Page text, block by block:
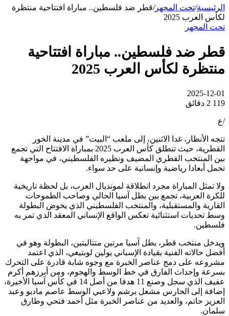
الرئيسية/تحت المجهر/قطر ضد فلسطين.. مباراة افتتاحية منتظرة
لكأس العرب 2025
تحت المجهر
قطر ضد فلسطين.. مباراة افتتاحية
منتظرة لكأس العرب 2025
2025-12-01
119 2 دقائق
/ع
تتجه الأنظار، غدا الاثنين، إلى ملعب “البيت” في مدينة الخور
القطرية، حيث تنطلق كأس العرب 2025 بمباراة الافتتاح التي تجمع
بين المنتخب القطري المضيف ونظيره الفلسطيني، في مواجهة
تحمل أبعادا رياضية وإنسانية على حد سواء.
ولا تمثل المباراة مجرد انطلاقة لمونديال العرب، بل لحظة تاريخية
للكرة العربية، تجمع بين بطل آسيا الحالي وصاحب الطموحات
القارية والمستقبلية، والمنتخب الفلسطيني الذي يخوض البطولة
وسط تحديات استثنائية تعكس الواقع الإنساني المعقد الذي تمر به
فلسطين.
ويدخل منتخب قطر، بطل آسيا مرتين متتاليتين، البطولة وهو في
أفضل حالاته الفنية بقيادة الإسباني يولين لوبتيغي، الذي اعتمد
مشروعه على دمج عناصر الخبرة مع وجوه شابة قادرة على التحرك
بسرعة وإحداث الفارق في خط الوسط والهجوم، ومن أبرزهم أكرم
عفيف الذي سجل وصنع 11 هدفا من أصل 14 في كأس آسيا الأخيرة،
إضافة إلى الحارس مشعل برشم ولاعبي الوسط عاصم مادبو وعبد
العزيز حاتم، والعديد من عناصر الخبرة مثل أحمد فتحي وطارق
سلمان.